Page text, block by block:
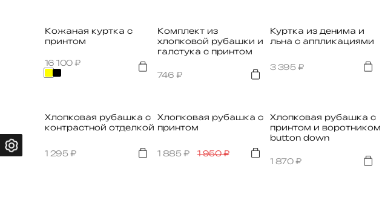
Кожаная куртка с
принтом
16 100₽
Комплект из
хлопковой рубашки и
галстука с принтом
746 ₽
Куртка из денима и
льна с аппликациями
3 395₽
Хлопковая рубашка с
контрастной отделкой
1 295₽
Хлопковая рубашка с
принтом
1 885₽ 1 950₽
Хлопковая рубашка с
принтом и воротником
button down
1 870₽